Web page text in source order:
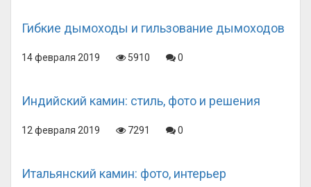
Гибкие дымоходы и гильзование дымоходов
14 февраля 2019 5910 0
Индийский камин: стиль, фото и решения
12 февраля 2019 7291 0
Итальянский камин: фото, интерьер